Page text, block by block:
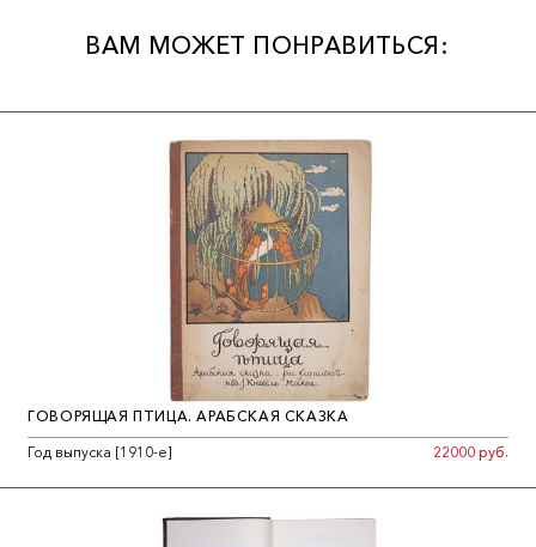
ВАМ МОЖЕТ ПОНРАВИТЬСЯ:
ГОВОРЯЩАЯ ПТИЦА. АРАБСКАЯ СКАЗКА
Год выпуска [1910-е]
22000 руб.